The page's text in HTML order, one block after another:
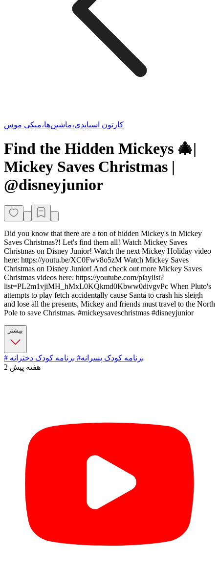
کارتون اسپایدی،ماشین‌ها،میکی موس
Find the Hidden Mickeys 🎄|
Mickey Saves Christmas |
@disneyjunior
Did you know that there are a ton of hidden Mickey's in Mickey
Saves Christmas?! Let's find them all! Watch Mickey Saves
Christmas on Disney Junior! Watch the next Mickey Holiday video
here: https://youtu.be/XC0Fwv8o5zM Watch Mickey Saves
Christmas on Disney Junior! And check out more Mickey Saves
Christmas videos here: https://youtube.com/playlist?
list=PL2m1vjiMH_hMxL0KQkmd0Kbww0divgvPc When Pluto's
attempts to play fetch accidentally cause Santa to crash his sleigh
and lose all the presents, Mickey and friends must travel to the North
Pole to save Christmas. #mickeysaveschristmas #disneyjunior
بیشتر
# برنامه کودک پسرانه# برنامه کودک دخترانه
2 هفته پیش